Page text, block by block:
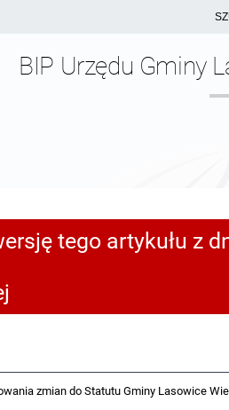
BIP Urzędu Gminy
tego artykułu z
zmian do Statutu Gminy Lasowice